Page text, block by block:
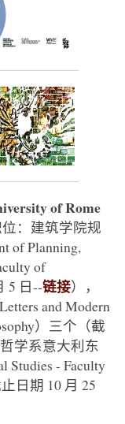
of Rome
：建筑学院规
of Planning,
of
5 日--链接），
and Modern
）三个（截
学系意大利东
Studies - Faculty
日期 10 月 25